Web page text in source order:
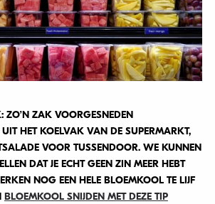
ZO’N ZAK VOORGESNEDEN
HET KOELVAK VAN DE SUPERMARKT,
VOOR TUSSENDOOR. WE KUNNEN
DAT JE ECHT GEEN ZIN MEER HEBT
NOG EEN HELE BLOEMKOOL TE LIJF
BLOEMKOOL SNIJDEN MET DEZE TIP